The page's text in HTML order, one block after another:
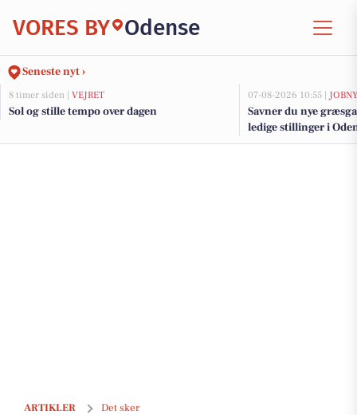
VORES BY Odense
Seneste nyt ›
8 timer siden | VEJRET
Sol og stille tempo over dagen
07-08-2026 10:55 |
Savner du nye
ledige stillinger i
ARTIKLER Det sker
Oplev Kaspers fortælling om livet med skizofreni i Kongens Have